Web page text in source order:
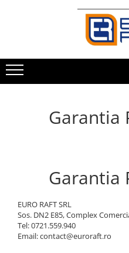
Refrigerare Comercială
Dulapuri Frigorifice
Garantia
Garantia
EURO RAFT SRL
Sos. DN2 E85, Complex
Tel: 0721.559.940
Email: contact@euroraft.ro